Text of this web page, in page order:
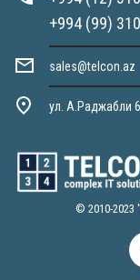
+994 (99)
sales@telcon.az
ул. А.Раджабли
© 2010-2023